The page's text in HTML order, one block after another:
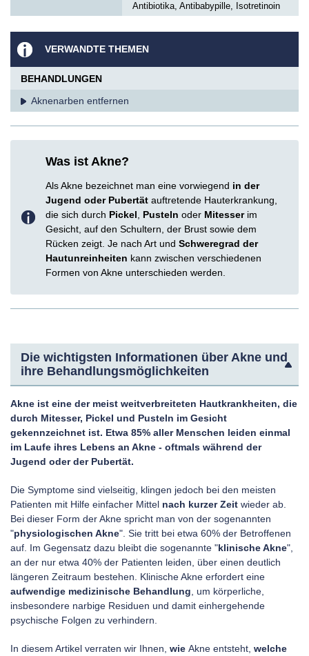
Antibiotika, Antibabypille, Isotretinoin
VERWANDTE THEMEN
BEHANDLUNGEN
Aknenarben entfernen
Was ist Akne?
Als Akne bezeichnet man eine vorwiegend in der
Jugend oder Pubertät auftretende Hauterkrankung,
die sich durch Pickel Pusteln oder Mitesser im
Gesicht, auf den Schultern, der Brust sowie dem
Rücken zeigt. Je nach Art und Schweregrad der
Hautunreinheiten kann zwischen verschiedenen
Formen von Akne unterschieden werden.
Die wichtigsten Informationen über Akne und
ihre Behandlungsmöglichkeiten
Akne ist eine der meist weitverbreiteten Hautkrankheiten, die
durch Mitesser, Pickel und Pusteln im Gesicht
gekennzeichnet ist. Etwa 85% aller Menschen leiden einmal
im Laufe ihres Lebens an Akne - oftmals während der
Jugend oder der Pubertät.
Die Symptome sind vielseitig, klingen jedoch bei den meisten
Patienten mit Hilfe einfacher Mittel nach kurzer Zeit wieder ab.
Bei dieser Form der Akne spricht man von der sogenannten
"physiologischen Akne". Sie tritt bei etwa 60% der Betroffenen
auf. Im Gegensatz dazu bleibt die sogenannte "klinische Akne",
an der nur etwa 40% der Patienten leiden, über einen deutlich
längeren Zeitraum bestehen. Klinische Akne erfordert eine
aufwendige medizinische Behandlung , um körperliche,
insbesondere narbige Residuen und damit einhergehende
psychische Folgen zu verhindern.
In diesem Artikel verraten wir Ihnen, wie Akne entsteht, welche